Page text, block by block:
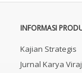
INFORMASI
Kajian Strategis
Jurnal Karya